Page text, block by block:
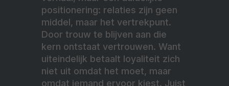
positionering: relaties zijn geen
middel, maar het vertrekpunt.
Door trouw te blijven aan die
kern ontstaat vertrouwen. Want
uiteindelijk betaalt loyaliteit zich
niet uit omdat het moet, maar
omdat iemand ervoor kiest. Juist